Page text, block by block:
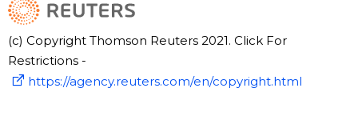
(c) Copyright Thomson Reuters 2021. Click For
Restrictions -
https://agency.reuters.com/en/copyright.html